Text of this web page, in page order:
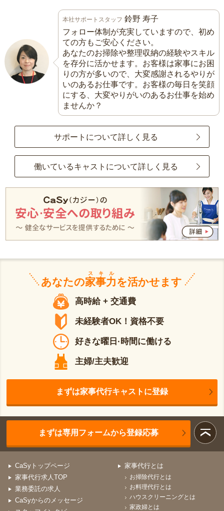
本社サポートスタッフ 鈴野 寿子
フォロー体制が充実していますので、初め
ての方もご安心ください。
あなたのお掃除や整理収納の経験やスキル
を存分に活かせます。お客様は家事にお困
りの方が多いので、大変感謝されるやりが
いのあるお仕事です。お客様の毎日を笑顔
にする、大変やりがいのあるお仕事を始め
ませんか？
サポートについて詳しく見る
働いているキャストについて詳しく見る
あなたの家事力
スキル
を活かせます
高時給 + 交通費
未経験者OK！資格不要
好きな曜日·時間に働ける
主婦/主夫歓迎
まずは家事代行キャストに登録
まずは専用フォームから登録応募
CaSyトップページ
家事代行求人TOP
業務委託の求人
CaSyからのメッセージ
家事代行とは
お掃除代行とは
お料理代行とは
ハウスクリーニングとは
家政婦とは